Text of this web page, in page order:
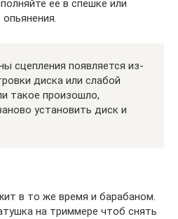
ее в спешке или
сцепления появляется из-
диска или слабой
такое произошло,
установить диск и
в то же время и барабаном.
на триммере чтоб снять